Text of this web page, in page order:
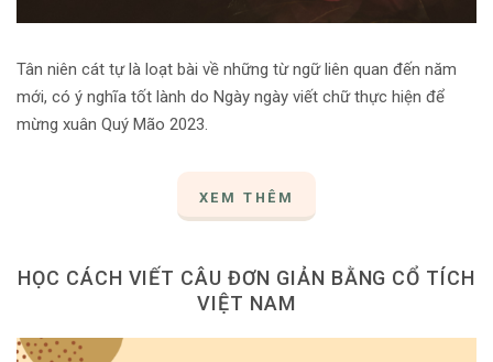
Sách Chữ viết
Sách Chữ đọc
Tân niên cát tự là loạt bài về những từ ngữ liên quan đến năm
mới, có ý nghĩa tốt lành do Ngày ngày viết chữ thực hiện để
mừng xuân Quý Mão 2023.
XEM THÊM
HỌC CÁCH VIẾT CÂU ĐƠN GIẢN BẰNG CỔ TÍCH
VIỆT NAM